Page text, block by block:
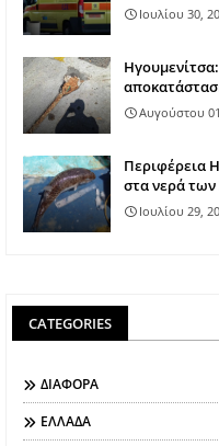
Ιουλίου 30,
Αυγούστου
Περιφέρεια
στα νερά
Ιουλίου 29,
CATEGORIES
ΔΙΑΦΟΡΑ
ΕΛΛΑΔΑ